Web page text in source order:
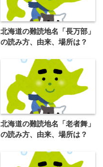
北海道の難読地名「長万部」
の読み方、由来、場所は？
北海道の難読地名「老者舞」
の読み方、由来、場所は？